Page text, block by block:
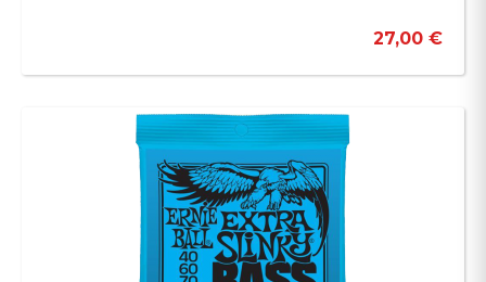
27,00 €